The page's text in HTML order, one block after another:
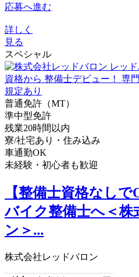
応募へ進む
詳しく
見る
スペシャル
普通免許（MT）
準中型免許
残業20時間以内
寮/社宅あり・住み込み
車通勤OK
未経験・初心者も歓迎
【整備士資格なし
バイク整備士へ＜株
ン＞...
株式会社レッドバロン